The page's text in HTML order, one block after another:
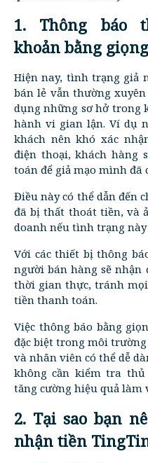
1. Thông báo
khoản bằng
Hiện nay, tình trạng giả
bán lẻ vẫn thường
dụng những sơ hở trong
hành vi gian lận. Ví dụ
khách nên khó xác
điện thoại, khách hàng
toán để giả mạo mình đã
Điều này có thể dẫn đến
đã bị thất thoát tiền, và
doanh nếu tình trạng
Với các thiết bị thông
người bán hàng sẽ nhận
thời gian thực, tránh
tiền thanh toán.
Việc thông báo bằng
đặc biệt trong môi trường
và nhân viên có thể dễ
không cần kiểm tra
tăng cường hiệu quả làm
2. Tại sao bạn
nhận tiền